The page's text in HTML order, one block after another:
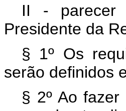
II - parecer
Presidente da
§ 1º Os
serão definidos
§ 2º Ao